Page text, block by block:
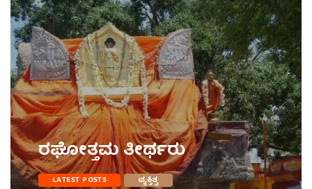
ರಘೋತ್ತಮ ತೀರ್ಥರು
LATEST POSTS ವ್ಯಕ್ತಿತ್ವ